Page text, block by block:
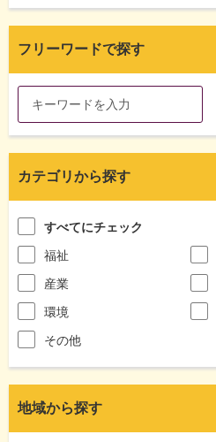
フリーワードで探す
カテゴリから探す
すべてにチェック
福祉
産業
環境
その他
地域から探す